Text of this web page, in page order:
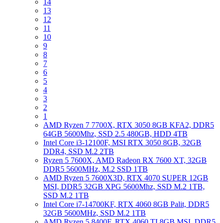
13
12
11
10
9
8
7
6
5
4
3
2
1
AMD Ryzen 7 7700X, RTX 3050 8GB KFA2, DDR5
64GB 5600Mhz, SSD 2.5 480GB, HDD 4TB
Intel Core i3-12100F, MSI RTX 3050 8GB, 32GB
DDR4, SSD M.2 2TB
Ryzen 5 7600X, AMD Radeon RX 7600 XT, 32GB
DDR5 5600MHz, M.2 SSD 1TB
AMD Ryzen 5 7600X3D, RTX 4070 SUPER 12GB
MSI, DDR5 32GB XPG 5600Mhz, SSD M.2 1TB,
SSD M.2 1TB
Intel Core i7-14700KF, RTX 4060 8GB Palit, DDR5
32GB 5600MHz, SSD M.2 1TB